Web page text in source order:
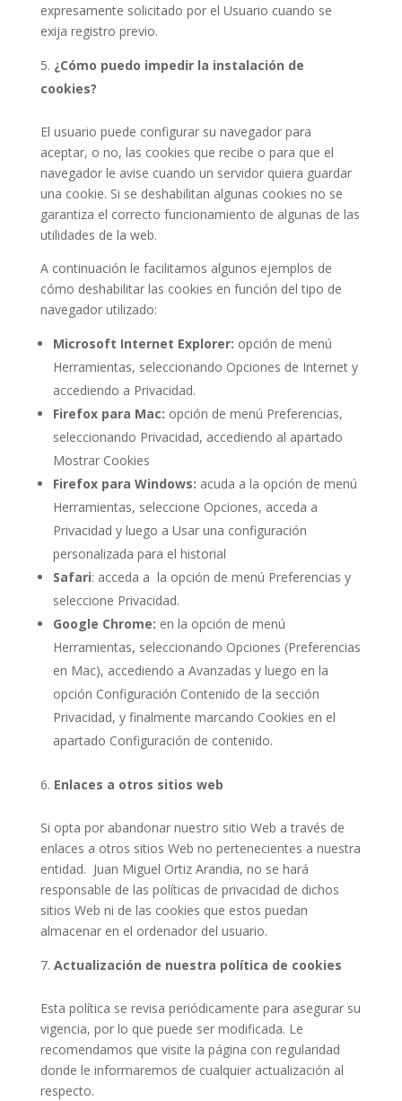
expresamente solicitado por el Usuario cuando se
exija registro previo.
¿Cómo puedo impedir la instalación de
cookies?
El usuario puede configurar su navegador para
aceptar, o no, las cookies que recibe o para que el
navegador le avise cuando un servidor quiera guardar
una cookie. Si se deshabilitan algunas cookies no se
garantiza el correcto funcionamiento de algunas de las
utilidades de la web.
A continuación le facilitamos algunos ejemplos de
cómo deshabilitar las cookies en función del tipo de
navegador utilizado:
Microsoft Internet Explorer: opción de menú
Herramientas, seleccionando Opciones de Internet y
accediendo a Privacidad.
Firefox para Mac: opción de menú Preferencias,
seleccionando Privacidad, accediendo al apartado
Mostrar Cookies
Firefox para Windows: acuda a la opción de menú
Herramientas, seleccione Opciones, acceda a
Privacidad y luego a Usar una configuración
personalizada para el historial
Safari: acceda a la opción de menú Preferencias y
seleccione Privacidad.
Google Chrome: en la opción de menú
Herramientas, seleccionando Opciones (Preferencias
en Mac), accediendo a Avanzadas y luego en la
opción Configuración Contenido de la sección
Privacidad, y finalmente marcando Cookies en el
apartado Configuración de contenido.
Enlaces a otros sitios web
Si opta por abandonar nuestro sitio Web a través de
enlaces a otros sitios Web no pertenecientes a nuestra
entidad. Juan Miguel Ortiz Arandia, no se hará
responsable de las políticas de privacidad de dichos
sitios Web ni de las cookies que estos puedan
almacenar en el ordenador del usuario.
Actualización de nuestra política de cookies
Esta política se revisa periódicamente para asegurar su
vigencia, por lo que puede ser modificada. Le
recomendamos que visite la página con regularidad
donde le informaremos de cualquier actualización al
respecto.